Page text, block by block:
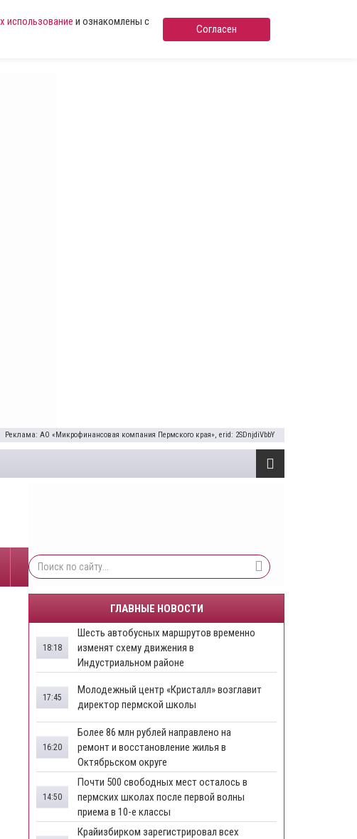
использование и ознакомлены с
Согласен
Реклама: АО «Микрофинансовая компания Пермского края», erid: 2SDnjdiVbbY
ГЛАВНЫЕ НОВОСТИ
Шесть автобусных маршрутов временно
изменят схему движения в
Индустриальном районе
18:18
Молодежный центр «Кристалл» возглавит
директор пермской школы
17:45
Более 86 млн рублей направлено на
ремонт и восстановление жилья в
Октябрьском округе
16:20
Почти 500 свободных мест осталось в
пермских школах после первой волны
приема в 10-е классы
14:50
Крайизбирком зарегистрировал всех